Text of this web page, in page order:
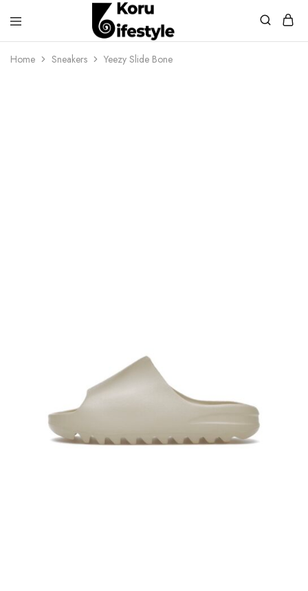
Koru
Lifestyle
Home Sneakers Yeezy Slide Bone